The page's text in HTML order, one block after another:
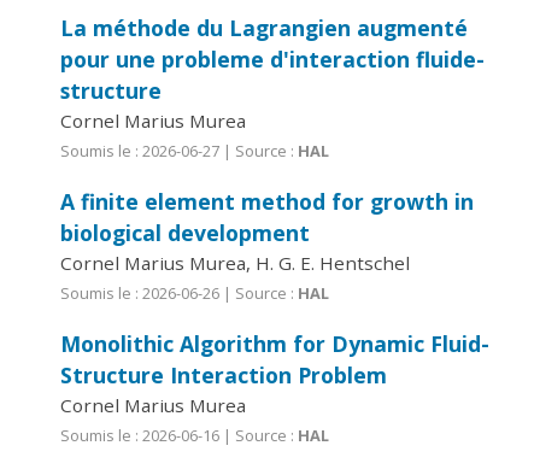
La méthode du Lagrangien augmenté
pour une probleme d'interaction fluide-
structure
Cornel Marius Murea
Soumis le : 2026-06-27 | Source : HAL
A finite element method for growth in
biological development
Cornel Marius Murea, H. G. E. Hentschel
Soumis le : 2026-06-26 | Source : HAL
Monolithic Algorithm for Dynamic Fluid-
Structure Interaction Problem
Cornel Marius Murea
Soumis le : 2026-06-16 | Source : HAL